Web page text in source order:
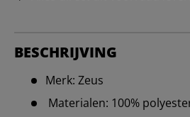
BESCHRIJVING
Merk: Zeus
Materialen: 100%